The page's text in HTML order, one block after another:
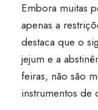
Embora muitas
apenas a
destaca que o
jejum e a
feiras, não são
instrumentos de